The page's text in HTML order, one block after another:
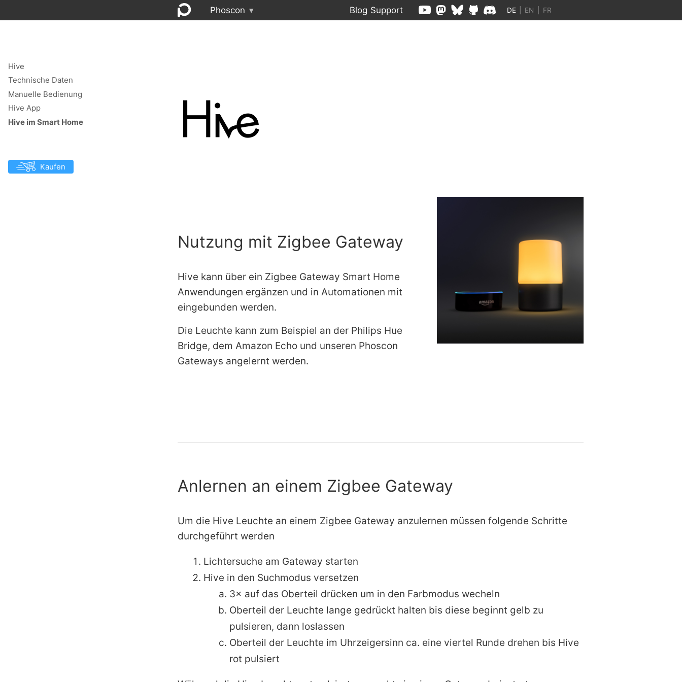
Phoscon ▾ Blog Support DE EN FR
Hive
Technische Daten
Manuelle Bedienung
Hive App
Hive im Smart Home
Kaufen
Nutzung mit Zigbee Gateway
Hive kann über ein Zigbee Gateway Smart Home
Anwendungen ergänzen und in Automationen mit
eingebunden werden.
Die Leuchte kann zum Beispiel an der Philips Hue
Bridge, dem Amazon Echo und unseren Phoscon
Gateways angelernt werden.
Anlernen an einem Zigbee Gateway
Um die Hive Leuchte an einem Zigbee Gateway anzulernen müssen folgende Schritte
durchgeführt werden
Lichtersuche am Gateway starten
Hive in den Suchmodus versetzen
3× auf das Oberteil drücken um in den Farbmodus wecheln
Oberteil der Leuchte lange gedrückt halten bis diese beginnt gelb zu
pulsieren, dann loslassen
Oberteil der Leuchte im Uhrzeigersinn ca. eine viertel Runde drehen bis Hive
rot pulsiert